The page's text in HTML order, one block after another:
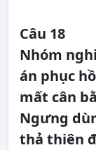
Câu 18
Nhóm
án phục
mất cân
Ngưng
thả thiên